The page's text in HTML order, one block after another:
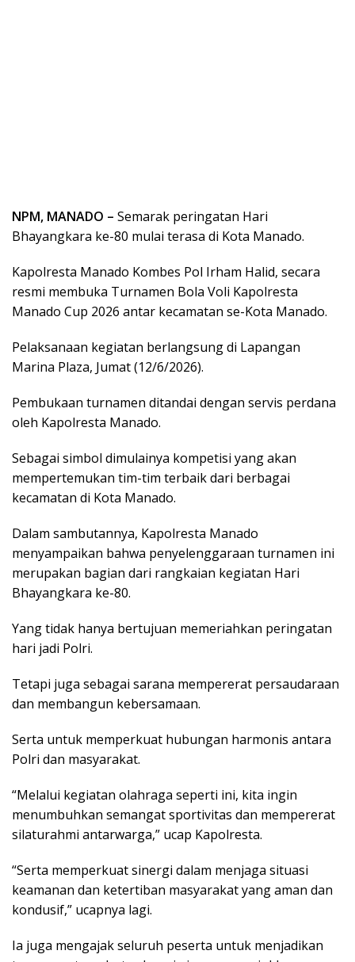
NPM, MANADO – Semarak peringatan Hari
Bhayangkara ke-80 mulai terasa di Kota Manado.
Kapolresta Manado Kombes Pol Irham Halid, secara
resmi membuka Turnamen Bola Voli Kapolresta
Manado Cup 2026 antar kecamatan se-Kota Manado.
Pelaksanaan kegiatan berlangsung di Lapangan
Marina Plaza, Jumat (12/6/2026).
Pembukaan turnamen ditandai dengan servis perdana
oleh Kapolresta Manado.
Sebagai simbol dimulainya kompetisi yang akan
mempertemukan tim-tim terbaik dari berbagai
kecamatan di Kota Manado.
Dalam sambutannya, Kapolresta Manado
menyampaikan bahwa penyelenggaraan turnamen ini
merupakan bagian dari rangkaian kegiatan Hari
Bhayangkara ke-80.
Yang tidak hanya bertujuan memeriahkan peringatan
hari jadi Polri.
Tetapi juga sebagai sarana mempererat persaudaraan
dan membangun kebersamaan.
Serta untuk memperkuat hubungan harmonis antara
Polri dan masyarakat.
“Melalui kegiatan olahraga seperti ini, kita ingin
menumbuhkan semangat sportivitas dan mempererat
silaturahmi antarwarga,” ucap Kapolresta.
“Serta memperkuat sinergi dalam menjaga situasi
keamanan dan ketertiban masyarakat yang aman dan
kondusif,” ucapnya lagi.
Ia juga mengajak seluruh peserta untuk menjadikan